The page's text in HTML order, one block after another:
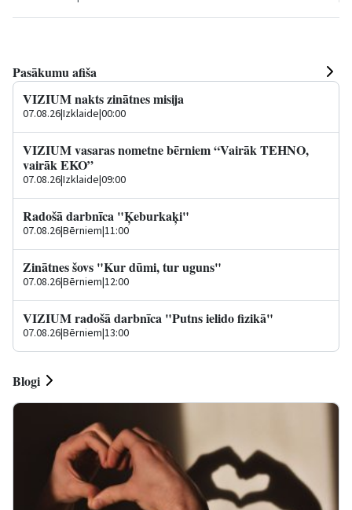
Pasākumu afiša
VIZIUM nakts zinātnes misija
07.08.26|Izklaide|00:00
VIZIUM vasaras nometne bērniem “Vairāk TEHNO,
vairāk EKO”
07.08.26|Izklaide|09:00
Radošā darbnīca "Ķeburkaķi"
07.08.26|Bērniem|11:00
Zinātnes šovs "Kur dūmi, tur uguns"
07.08.26|Bērniem|12:00
VIZIUM radošā darbnīca "Putns ielido fizikā"
07.08.26|Bērniem|13:00
Blogi